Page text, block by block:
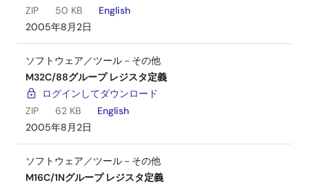
ZIP
50 KB
English
2005年8月2日
ソフトウェア／ツール－その他
M32C/88グループ レジスタ定義
ログインしてダウンロード
ZIP
62 KB
English
2005年8月2日
ソフトウェア／ツール－その他
M16C/1Nグループ レジスタ定義